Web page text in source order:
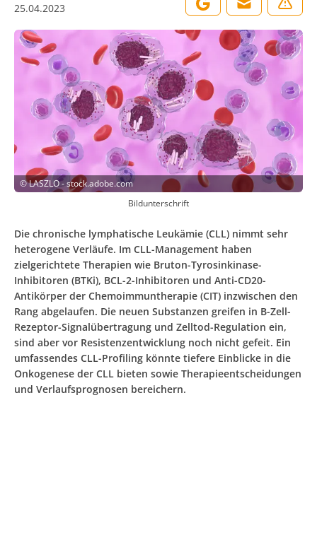
25.04.2023
©LASZLO - stock.adobe.com
Bildunterschrift
Die chronische lymphatische Leukämie (CLL) nimmt sehr
heterogene Verläufe. Im CLL-Management haben
zielgerichtete Therapien wie Bruton-Tyrosinkinase-
Inhibitoren (BTKi), BCL-2-Inhibitoren und Anti-CD20-
Antikörper der Chemo­immuntherapie (CIT) inzwischen den
Rang abgelaufen. Die neuen Substanzen greifen in B-Zell-
Rezeptor-Signalübertragung und Zelltod-Regulation ein,
sind aber vor Resistenzentwicklung noch nicht gefeit. Ein
umfassendes CLL-Profiling könnte tiefere Einblicke in die
Onkogenese der CLL bieten sowie Therapieentscheidungen
und Verlaufsprognosen bereichern.